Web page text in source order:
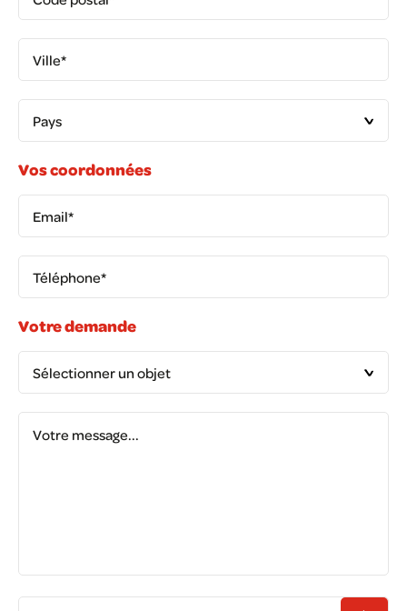
Vos coordonnées
Votre demande